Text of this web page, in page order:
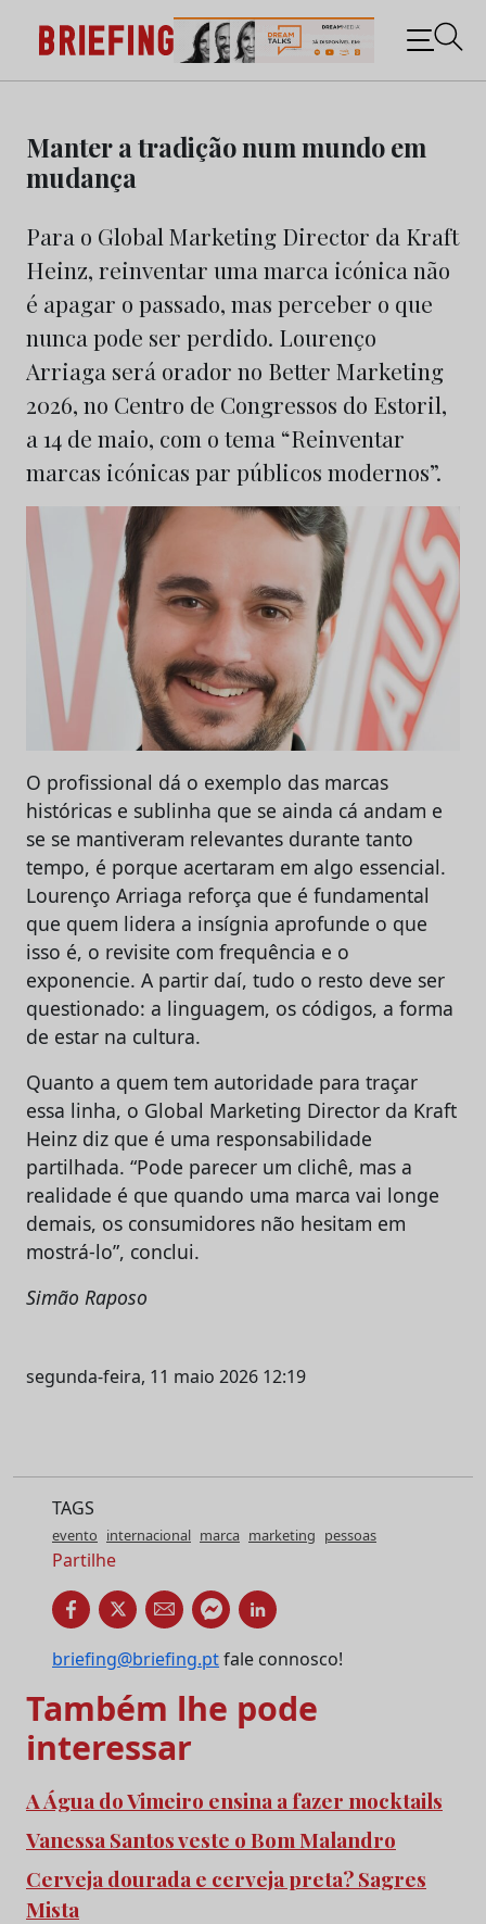
content
Briefing: Todas as notícias sobre os negócios do
Marketing e da Publicidade
Manter a tradição num mundo em
mudança
Para o Global Marketing Director da Kraft
Heinz, reinventar uma marca icónica não
é apagar o passado, mas perceber o que
nunca pode ser perdido. Lourenço
Arriaga será orador no Better Marketing
2026, no Centro de Congressos do Estoril,
a 14 de maio, com o tema “Reinventar
marcas icónicas par públicos modernos”.
O profissional dá o exemplo das marcas
históricas e sublinha que se ainda cá andam e
se se mantiveram relevantes durante tanto
tempo, é porque acertaram em algo essencial.
Lourenço Arriaga reforça que é fundamental
que quem lidera a insígnia aprofunde o que
isso é, o revisite com frequência e o
exponencie. A partir daí, tudo o resto deve ser
questionado: a linguagem, os códigos, a forma
de estar na cultura.
Quanto a quem tem autoridade para traçar
essa linha, o Global Marketing Director da Kraft
Heinz diz que é uma responsabilidade
partilhada. “Pode parecer um clichê, mas a
realidade é que quando uma marca vai longe
demais, os consumidores não hesitam em
mostrá-lo”, conclui.
Simão Raposo
segunda-feira, 11 maio 2026 12:19
TAGS
evento internacional marca marketing pessoas
Partilhe
briefing@briefing.ptfale connosco!
Também lhe pode
interessar
A Água do Vimeiro ensina a fazer mocktails
Vanessa Santos veste o Bom Malandro
Cerveja dourada e cerveja preta? Sagres
Mista